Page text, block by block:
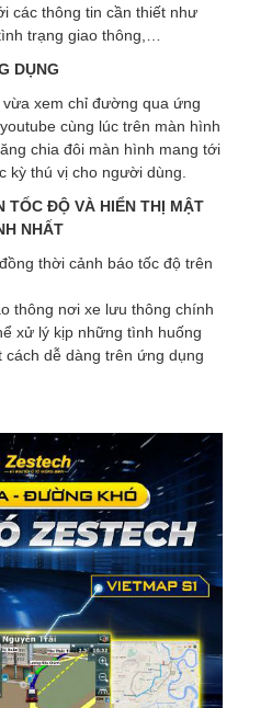
các thông tin cần thiết như
trạng giao thông,…
DỤNG
xem chỉ đường qua ứng
cùng lúc trên màn hình
chia đôi màn hình mang tới
kỳ thú vị cho người dùng.
TỐC ĐỘ VÀ HIỂN THỊ MẬT
NHẤT
thời cảnh báo tốc độ trên
thông nơi xe lưu thông chính
xử lý kịp những tình huống
dễ dàng trên ứng dụng